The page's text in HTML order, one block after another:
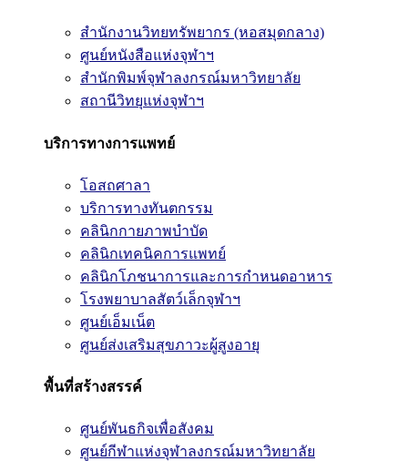
สำนักงานวิทยทรัพยากร (หอสมุดกลาง)
ศูนย์หนังสือแห่งจุฬาฯ
สำนักพิมพ์จุฬาลงกรณ์มหาวิทยาลัย
สถานีวิทยุแห่งจุฬาฯ
บริการทางการแพทย์
โอสถศาลา
บริการทางทันตกรรม
คลินิกกายภาพบำบัด
คลินิกเทคนิคการแพทย์
คลินิกโภชนาการและการกำหนดอาหาร
โรงพยาบาลสัตว์เล็กจุฬาฯ
ศูนย์เอ็มเน็ต
ศูนย์ส่งเสริมสุขภาวะผู้สูงอายุ
พื้นที่สร้างสรรค์
ศูนย์พันธกิจเพื่อสังคม
ศูนย์กีฬาแห่งจุฬาลงกรณ์มหาวิทยาลัย